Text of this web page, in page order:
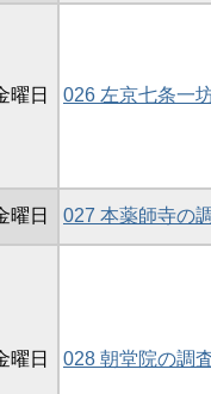
曜日 026 左京七条一
曜日 027 本薬師寺の
曜日 028 朝堂院の調